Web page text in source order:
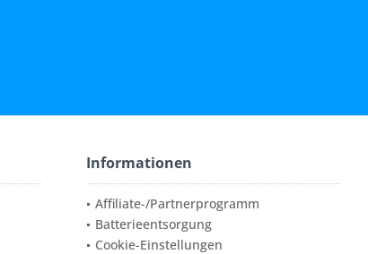
Informationen
Affiliate-/Partnerprogramm
Batterieentsorgung
Cookie-Einstellungen